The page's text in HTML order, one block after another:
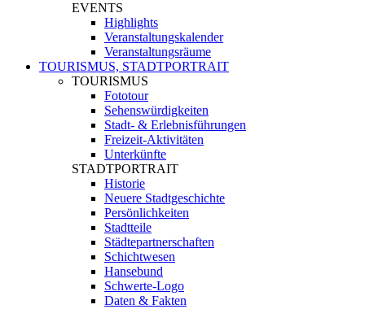
EVENTS
Highlights
Veranstaltungskalender
Veranstaltungsräume
TOURISMUS, STADTPORTRAIT
TOURISMUS
Fototour
Sehenswürdigkeiten
Stadt- & Erlebnisführungen
Freizeit-Aktivitäten
Unterkünfte
STADTPORTRAIT
Historie
Neuere Stadtgeschichte
Persönlichkeiten
Stadtteile
Städtepartnerschaften
Schichtwesen
Hansebund
Schwerte-Logo
Daten & Fakten